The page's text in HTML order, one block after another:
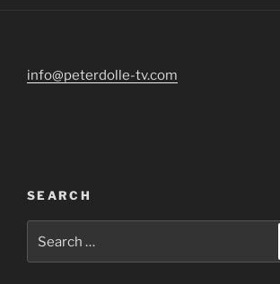
info@peterdolle-tv.com
SEARCH
for: